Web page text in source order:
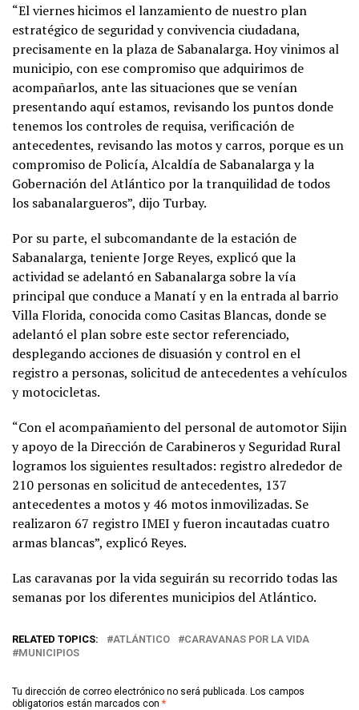
“El viernes hicimos el lanzamiento de nuestro plan
estratégico de seguridad y convivencia ciudadana,
precisamente en la plaza de Sabanalarga. Hoy vinimos al
municipio, con ese compromiso que adquirimos de
acompañarlos, ante las situaciones que se venían
presentando aquí estamos, revisando los puntos donde
tenemos los controles de requisa, verificación de
antecedentes, revisando las motos y carros, porque es un
compromiso de Policía, Alcaldía de Sabanalarga y la
Gobernación del Atlántico por la tranquilidad de todos
los sabanalargueros”, dijo Turbay.
Por su parte, el subcomandante de la estación de
Sabanalarga, teniente Jorge Reyes, explicó que la
actividad se adelantó en Sabanalarga sobre la vía
principal que conduce a Manatí y en la entrada al barrio
Villa Florida, conocida como Casitas Blancas, donde se
adelantó el plan sobre este sector referenciado,
desplegando acciones de disuasión y control en el
registro a personas, solicitud de antecedentes a vehículos
y motocicletas.
“Con el acompañamiento del personal de automotor Sijin
y apoyo de la Dirección de Carabineros y Seguridad Rural
logramos los siguientes resultados: registro alrededor de
210 personas en solicitud de antecedentes, 137
antecedentes a motos y 46 motos inmovilizadas. Se
realizaron 67 registro IMEI y fueron incautadas cuatro
armas blancas”, explicó Reyes.
Las caravanas por la vida seguirán su recorrido todas las
semanas por los diferentes municipios del Atlántico.
RELATED TOPICS: ATLÁNTICO
CARAVANAS POR LA VIDA
MUNICIPIOS
Tu dirección de correo electrónico no será publicada. Los campos
obligatorios están marcados con *